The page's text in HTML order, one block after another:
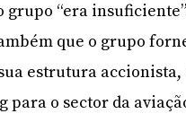
“era
que o grupo
estrutura
para o sector da